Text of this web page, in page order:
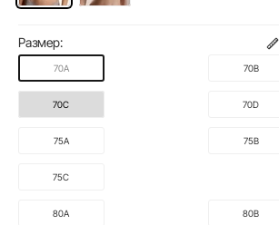
Размер:
70A 70B
70C 70D
75A 75B
75C
80A 80B